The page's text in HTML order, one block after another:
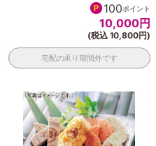
100ポイント
10,000円
(税込 10,800円)
宅配の承り期間外です